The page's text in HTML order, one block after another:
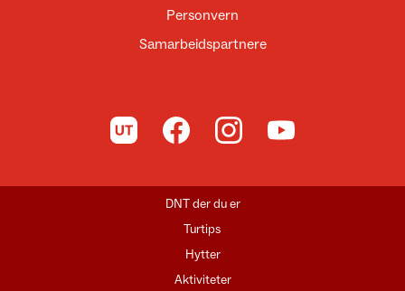
Personvern
Samarbeidspartnere
Til UT.no Til DNT på Facebook
Til DNT på Instagram
Til DNT på YouTube
DNT der du er
Turtips
Hytter
Aktiviteter